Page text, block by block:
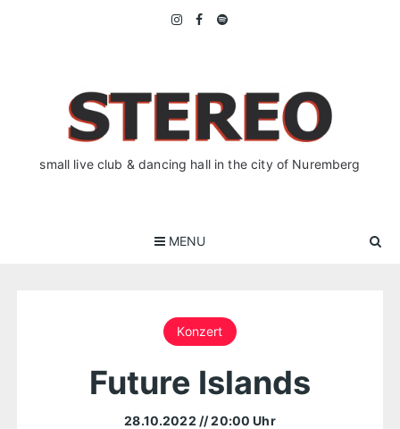
small live club & dancing hall in the city of Nuremberg
MENU
Konzert
Future Islands
28.10.2022 // 20:00 Uhr